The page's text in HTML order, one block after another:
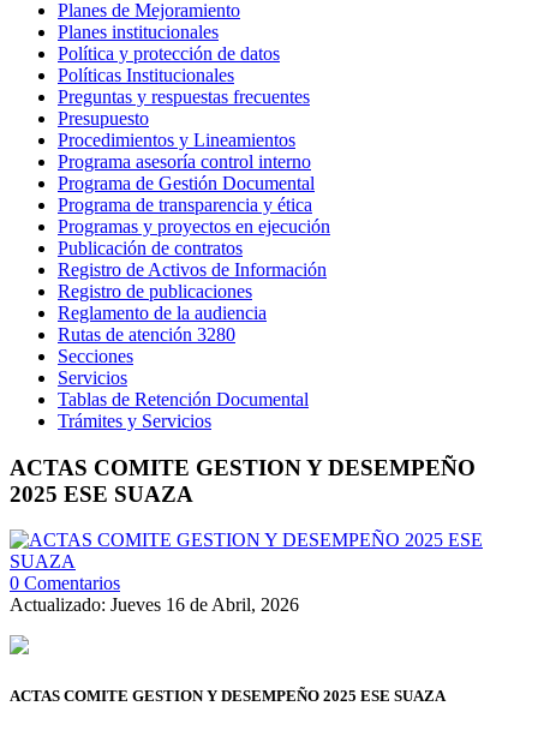
Planes de Mejoramiento
Planes institucionales
Política y protección de datos
Políticas Institucionales
Preguntas y respuestas frecuentes
Presupuesto
Procedimientos y Lineamientos
Programa asesoría control interno
Programa de Gestión Documental
Programa de transparencia y ética
Programas y proyectos en ejecución
Publicación de contratos
Registro de Activos de Información
Registro de publicaciones
Reglamento de la audiencia
Rutas de atención 3280
Secciones
Servicios
Tablas de Retención Documental
Trámites y Servicios
ACTAS COMITE GESTION Y DESEMPEÑO
2025 ESE SUAZA
0 Comentarios
Actualizado: Jueves 16 de Abril, 2026
ACTAS COMITE GESTION Y DESEMPEÑO 2025 ESE SUAZA